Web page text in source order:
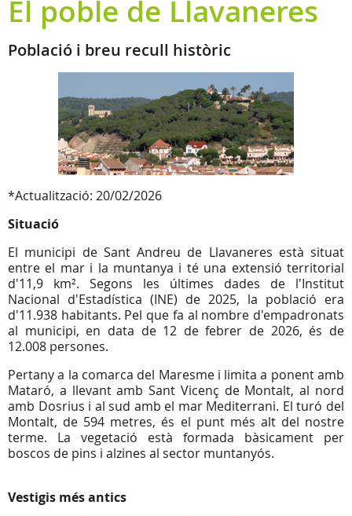
El poble de Llavaneres
Població i breu recull històric
*Actualització: 20/02/2026
Situació
El municipi de Sant Andreu de Llavaneres està situat
entre el mar i la muntanya i té una extensió territorial
d'11,9 km². Segons les últimes dades de l'Institut
Nacional d'Estadística (INE) de 2025, la població era
d'11.938 habitants. Pel que fa al nombre d'empadronats
al municipi, en data de 12 de febrer de 2026, és de
12.008 persones.
Pertany a la comarca del Maresme i limita a ponent amb
Mataró, a llevant amb Sant Vicenç de Montalt, al nord
amb Dosrius i al sud amb el mar Mediterrani. El turó del
Montalt, de 594 metres, és el punt més alt del nostre
terme. La vegetació està formada bàsicament per
boscos de pins i alzines al sector muntanyós.
Vestigis més antics